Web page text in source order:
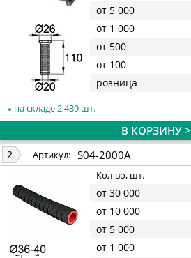
от 5 000
от 1 000
от 500
от 100
розница
на складе 2 439 шт.
В КОРЗИНУ >
2 Артикул: S04-2000A
Кол-во, шт.
от 30 000
от 10 000
от 5 000
от 1 000